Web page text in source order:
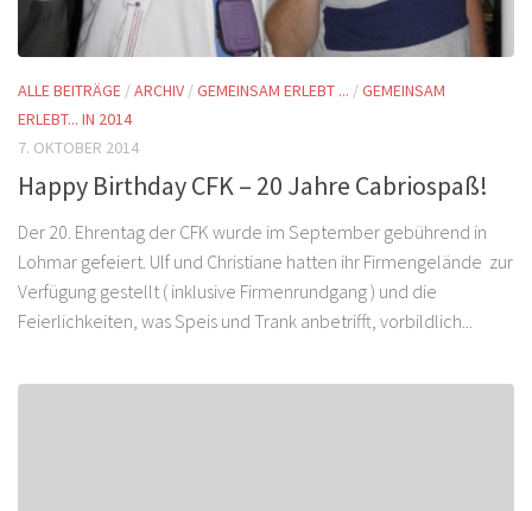
ALLE BEITRÄGE /ARCHIV /GEMEINSAM ERLEBT ... /GEMEINSAM
ERLEBT... IN 2014
7. OKTOBER 2014
Happy Birthday CFK – 20 Jahre Cabriospaß!
Der 20. Ehrentag der CFK wurde im September gebührend in
Lohmar gefeiert. Ulf und Christiane hatten ihr Firmengelände zur
Verfügung gestellt ( inklusive Firmenrundgang ) und die
Feierlichkeiten, was Speis und Trank anbetrifft, vorbildlich...